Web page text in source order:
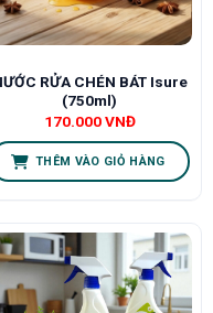
RỬA CHÉN BÁT Isure
(750ml)
170.000VNĐ
THÊM VÀO GIỎ HÀNG